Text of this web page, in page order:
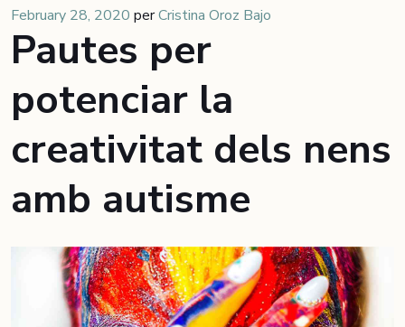
February 28, 2020 perCristina Oroz Bajo
Pautes per
potenciar la
creativitat dels nens
amb autisme